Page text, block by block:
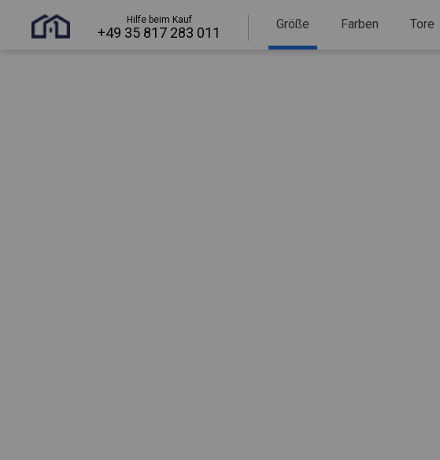
Hilfe beim Kauf
+49 35 817 283 011
Größe Farben Tore